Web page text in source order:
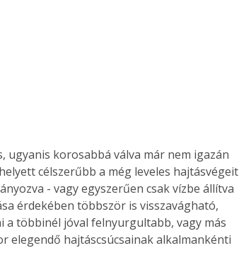
korosabbá válva már nem igazán
célszerűbb a még leveles hajtásvégeit
- vagy egyszerűen csak vízbe állítva
érdekében többször is visszavágható,
a többinél jóval felnyurgultabb, vagy más
elegendő hajtáscsúcsainak alkalmankénti